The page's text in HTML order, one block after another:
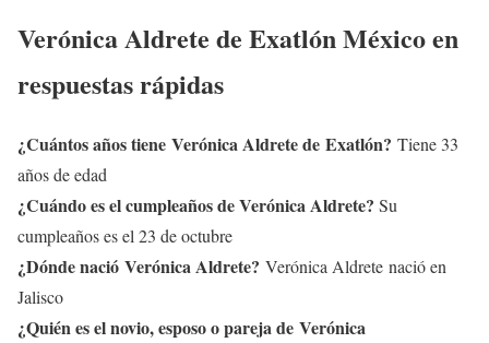
Verónica Aldrete de Exatlón Méxicoen
respuestas rápidas
¿Cuántos años tiene Verónica Aldretede Exatlón? Tiene 33
años de edad
¿Cuándo es el cumpleaños deVerónica Aldrete? Su
cumpleaños es el 23 de octubre
¿Dónde nació Verónica Aldrete? Verónica Aldrete nació en
Jalisco
¿Quién es el novio, esposo o pareja de Verónica